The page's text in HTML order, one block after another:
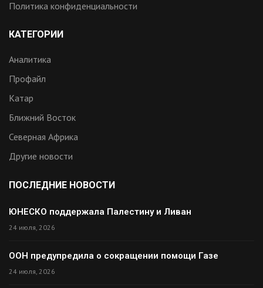
Политика конфиденциальности
КАТЕГОРИИ
Аналитика
Профайл
Катар
Ближний Восток
Северная Африка
Другие новости
ПОСЛЕДНИЕ НОВОСТИ
ЮНЕСКО поддержала Палестину и Ливан
24 июля, 2026
ООН предупредила о сокращении помощи Газе
24 июля, 2026